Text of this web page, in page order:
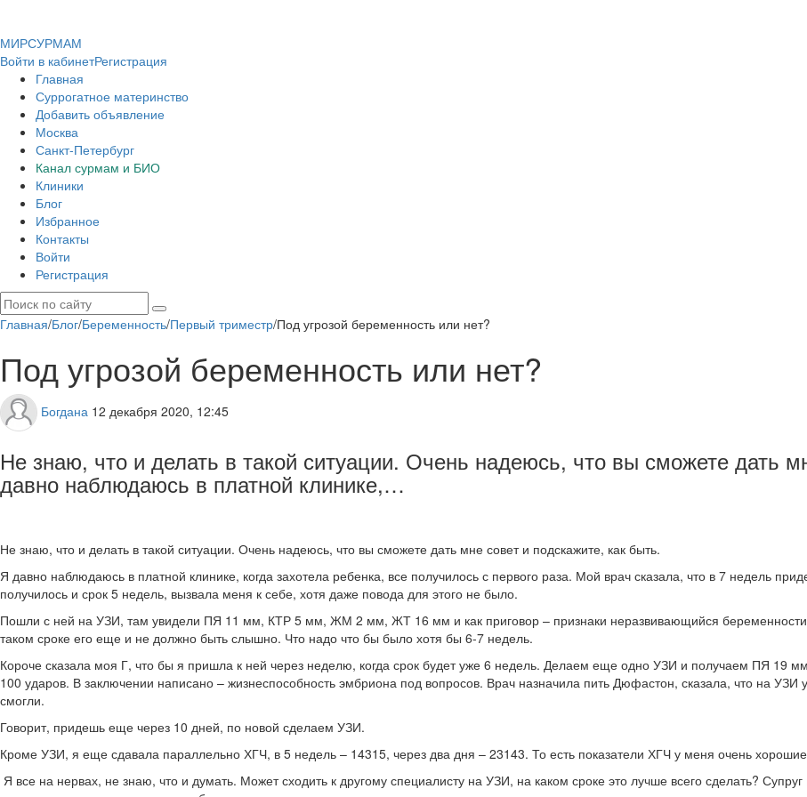
МИРСУРМАМ
Войти в кабинетРегистрация
Главная
Суррогатное материнство
Добавить объявление
Москва
Санкт-Петербург
Канал сурмам и БИО
Клиники
Блог
Избранное
Контакты
Войти
Регистрация
Главная/Блог/Беременность/Первый триместр/Под угрозой беременность или нет?
Под угрозой беременность или нет?
Богдана 12 декабря 2020, 12:45
Не знаю, что и делать в такой ситуации. Очень надеюсь, что вы сможете дать
давно наблюдаюсь в платной клинике,…
Не знаю, что и делать в такой ситуации. Очень надеюсь, что вы сможете дать мне совет и подскажите, как быть.
Я давно наблюдаюсь в платной клинике, когда захотела ребенка, все получилось с первого раза. Мой врач сказала, что в 7 недель
получилось и срок 5 недель, вызвала меня к себе, хотя даже повода для этого не было.
Пошли с ней на УЗИ, там увидели ПЯ 11 мм, КТР 5 мм, ЖМ 2 мм, ЖТ 16 мм и как приговор – признаки неразвивающийся
таком сроке его еще и не должно быть слышно. Что надо что бы было хотя бы 6-7 недель.
Короче сказала моя Г, что бы я пришла к ней через неделю, когда срок будет уже 6 недель. Делаем еще одно УЗИ и получаем ПЯ
100 ударов. В заключении написано – жизнеспособность эмбриона под вопросов. Врач назначила пить Дюфастон, сказала, что на УЗИ
смогли.
Говорит, придешь еще через 10 дней, по новой сделаем УЗИ.
Кроме УЗИ, я еще сдавала параллельно ХГЧ, в 5 недель – 14315, через два дня – 23143. То есть показатели ХГЧ у меня очень
Я все на нервах, не знаю, что и думать. Может сходить к другому специалисту на УЗИ, на каком сроке это лучше всего сделать?